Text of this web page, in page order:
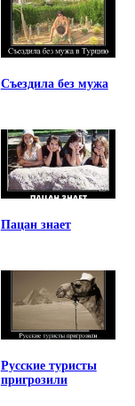
Съездила без мужа
Пацан знает
Русские туристы
пригрозили